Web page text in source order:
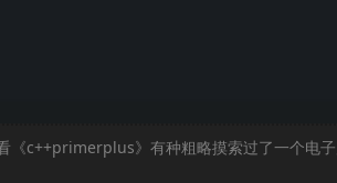
《c++primerplus》有种粗略摸索过了一个电